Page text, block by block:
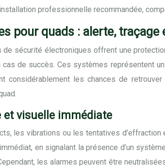
professionnelle recommandée,
pour quads : alerte,
sécurité électroniques offrent une
de succès. Ces systèmes représentent
considérablement les chances de
visuelle immédiate
les vibrations ou les tentatives
en signalant la présence d’un
les alarmes peuvent être